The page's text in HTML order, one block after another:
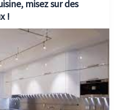
misez sur des
!